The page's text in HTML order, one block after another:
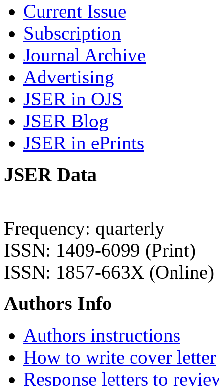
Current Issue
Subscription
Journal Archive
Advertising
JSER in OJS
JSER Blog
JSER in ePrints
JSER Data
Frequency: quarterly
ISSN: 1409-6099 (Print)
ISSN: 1857-663X (Online)
Authors Info
Authors instructions
How to write cover letter
Response letters to